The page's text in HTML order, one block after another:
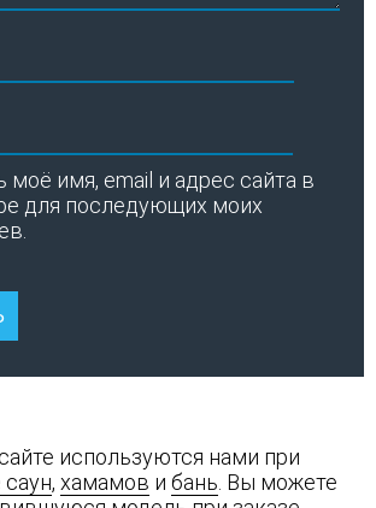
моё имя, email и адрес сайта в
для последующих моих
используются нами при
, хамамов и бань . Вы можете